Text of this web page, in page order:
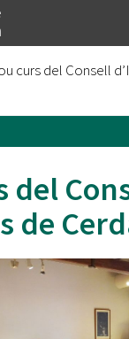
curs del Consell
del
de